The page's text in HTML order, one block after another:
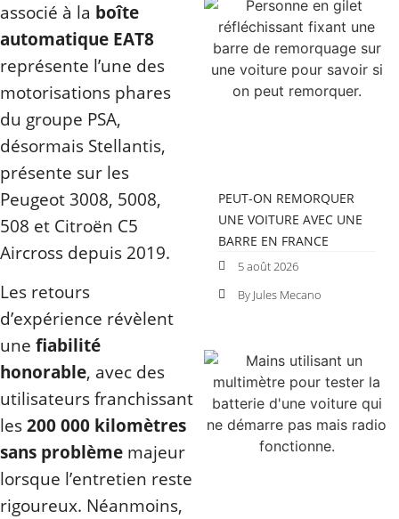
associé à la boîte
automatique EAT8
représente l’une des
motorisations phares
du groupe PSA,
désormais Stellantis,
présente sur les
Peugeot 3008, 5008,
508 et Citroën C5
Aircross depuis 2019.
Les retours
d’expérience révèlent
une fiabilité
honorable, avec des
utilisateurs franchissant
les200 000 kilomètres
sans problème majeur
lorsque l’entretien reste
rigoureux. Néanmoins,
PEUT-ON REMORQUER
UNE VOITURE AVEC UNE
BARRE EN FRANCE
5 août 2026
By Jules Mecano